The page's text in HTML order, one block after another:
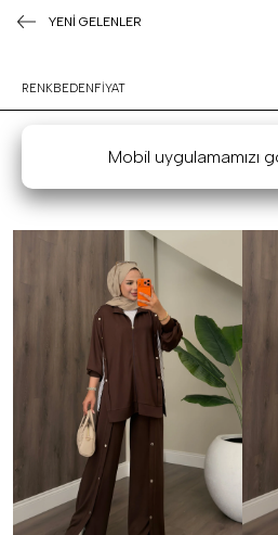
YENİ GELENLER
RENKBEDENFİYAT
Mobil uygulamamızı